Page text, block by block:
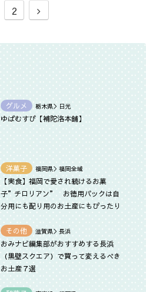
2
グルメ 栃木県＞日光
ゆばむすび【補陀洛本舗】
洋菓子 福岡県＞福岡全域
【実食】福岡で愛され続けるお菓
子”チロリアン” お徳用パックは自
分用にも配り用のお土産にもぴったり
その他 滋賀県＞長浜
おみナビ編集部がおすすめする長浜
（黒壁スクエア）で買って変えるべき
お土産７選